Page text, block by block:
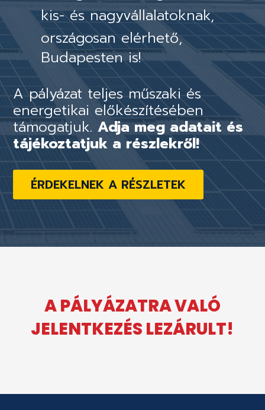
kis- és nagyvállalatoknak,
országosan elérhető,
Budapesten is!
A pályázat teljes műszaki és
energetikai előkészítésében
támogatjuk.Adja meg adatait és
tájékoztatjuk a részlekről!
ÉRDEKELNEK A RÉSZLETEK
A PÁLYÁZATRA VALÓ
JELENTKEZÉS LEZÁRULT!